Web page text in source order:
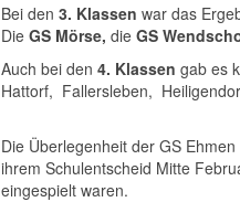
Bei den 3. Klassen war das
Die GS Mörse, die GS
Auch bei den 4. Klassen gab es
Hattorf, Fallersleben,
Die Überlegenheit der GS
ihrem Schulentscheid Mitte
eingespielt waren.